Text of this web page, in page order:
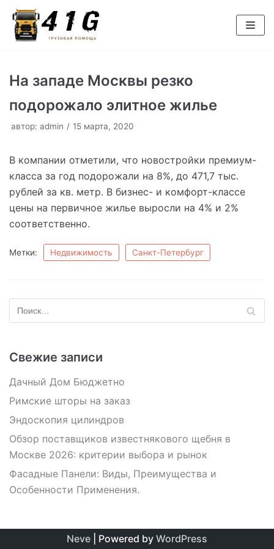
Перейти
к
На западе Москвы резко
подорожало элитное жилье
автор: admin 15 марта, 2020
В компании отметили, что новостройки премиум-
класса за год подорожали на 8%, до 471,7 тыс.
рублей за кв. метр. В бизнес- и комфорт-классе
цены на первичное жилье выросли на 4% и 2%
соответственно.
Метки: Недвижимость Санкт-Петербург
Свежие записи
Дачный Дом Бюджетно
Римские шторы на заказ
Эндоскопия цилиндров
Обзор поставщиков известнякового щебня в
Москве 2026: критерии выбора и рынок
Фасадные Панели: Виды, Преимущества и
Особенности Применения.
Neve | Powered by WordPress